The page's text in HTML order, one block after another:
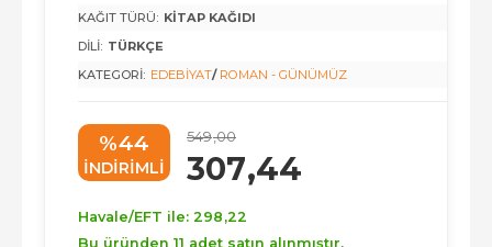
KAĞIT TÜRÜ: KITAP KAĞIDI
DILI: TÜRKÇE
KATEGORI: EDEBIYAT/ ROMAN - GÜNÜMÜZ
%44
INDIRIMLI
549,00
307,44
Havale/EFT ile: 298 ,22
Bu üründen 11 adet satın alınmıştır.